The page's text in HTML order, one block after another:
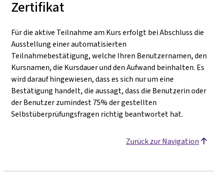
Zertifikat
Für die aktive Teilnahme am Kurs erfolgt bei Abschluss die
Ausstellung einer automatisierten
Teilnahmebestätigung, welche Ihren Benutzernamen, den
Kursnamen, die Kursdauer und den Aufwand beinhalten. Es
wird darauf hingewiesen, dass es sich nur um eine
Bestätigung handelt, die aussagt, dass die Benutzerin oder
der Benutzer zumindest 75% der gestellten
Selbstüberprüfungsfragen richtig beantwortet hat.
Zurück zur Navigation